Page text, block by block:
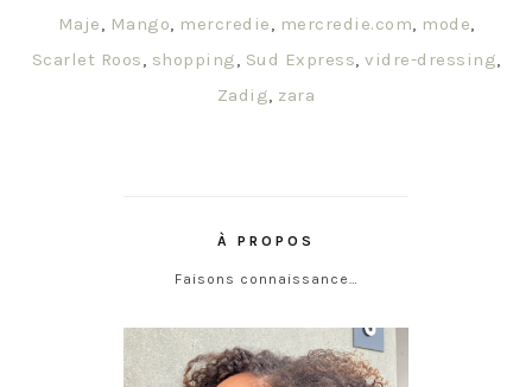
Maje, Mango, mercredie, mercredie.com, mode,
Scarlet Roos, shopping, Sud Express, vidre-dressing,
Zadig, zara
À PROPOS
Faisons connaissance…